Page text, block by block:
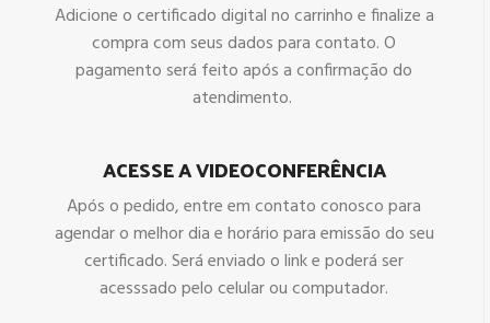
Adicione o certificado digital no carrinho e finalize a
compra com seus dados para contato. O
pagamento será feito após a confirmação do
atendimento.
ACESSE A VIDEOCONFERÊNCIA
Após o pedido, entre em contato conosco para
agendar o melhor dia e horário para emissão do seu
certificado. Será enviado o link e poderá ser
acesssado pelo celular ou computador.